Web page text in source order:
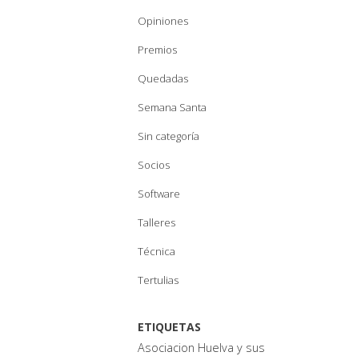
Opiniones
Premios
Quedadas
Semana Santa
Sin categoría
Socios
Software
Talleres
Técnica
Tertulias
ETIQUETAS
Asociacion Huelva y sus